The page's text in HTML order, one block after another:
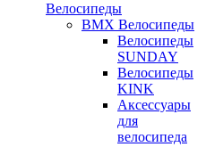
Велосипеды
BMX Велосипеды
Велосипеды
SUNDAY
Велосипеды
KINK
Аксессуары
для
велосипеда